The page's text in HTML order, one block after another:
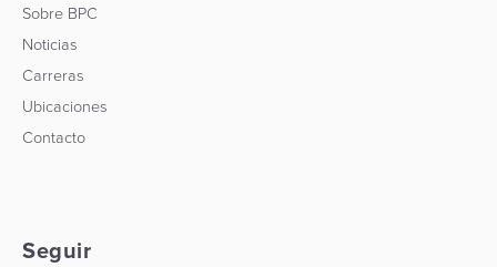
Sobre BPC
Noticias
Carreras
Ubicaciones
Contacto
Seguir